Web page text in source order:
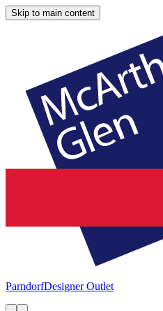
Skip to main content
ParndorfDesigner Outlet